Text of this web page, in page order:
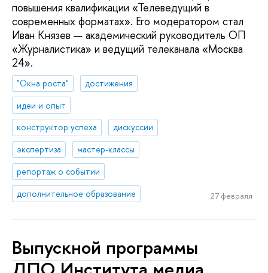
повышения квалификации «Телеведущий в
современных форматах». Его модератором стал
Иван Князев — академический руководитель ОП
«Журналистика» и ведущий телеканала «Москва
24».
"Окна роста"
достижения
идеи и опыт
конструктор успеха
дискуссии
экспертиза
мастер-классы
репортаж о событии
дополнительное образование
27 февраля
Выпускной программы